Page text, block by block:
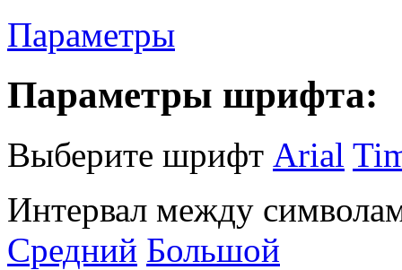
Параметры
Параметры шрифта:
Выберите шрифт Arial
Интервал между
Средний Большой